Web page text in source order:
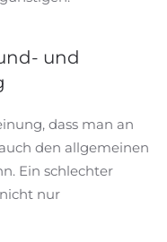
und
dass man an
den allgemeinen
Ein schlechter
nur